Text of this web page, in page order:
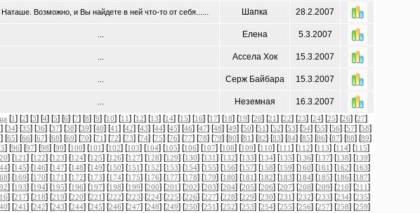
Возможно, и Вы найдете в ней что-то от себя...... Шапка 28.2.2007
Елена 5.3.2007
Ассела Хок 15.3.2007
Серж Байбара 15.3.2007
Неземная 16.3.2007
[1] [2] [3] [4] [5] [6] [7] [8] [9] [10] [11] [12] [13] [14] [15] [16] [17] [18] [19] [20] [21] [22] [23] [24] [25] [26] [27]
] [34] [35] [36] [37] [38] [39] [40] [41] [42] [43] [44] [45] [46] [47] [48] [49] [50] [51] [52] [53] [54] [55] [56] [57] [58]
] [65] [66] [67] [68] [69] [70] [71] [72] [73] [74] [75] [76] [77] [78] [79] [80] [81] [82] [83] [84] [85] [86] [87] [88] [89]
] [96] [97] [98] [99] [100] [101] [102] [103] [104] [105] [106] [107] [108] [109] [110] [111] [112] [113] [114] [115]
] [121] [122] [123] [124] [125] [126] [127] [128] [129] [130] [131] [132] [133] [134] [135] [136] [137] [138] [139]
] [145] [146] [147] [148] [149] [150] [151] [152] [153] [154] [155] [156] [157] [158] [159] [160] [161] [162] [163]
] [169] [170] [171] [172] [173] [174] [175] [176] [177] [178] [179] [180] [181] [182] [183] [184] [185] [186] [187]
] [193] [194] [195] [196] [197] [198] [199] [200] [201] [202] [203] [204] [205] [206] [207] [208] [209] [210] [211]
] [217] [218] [219] [220] [221] [222] [223] [224] [225] [226] [227] [228] [229] [230] [231] [232] [233] [234] [235]
] [241] [242] [243] [244] [245] [246] [247] [248] [249] [250] [251] [252] [253] [254] [255] [256] [257] [258] [259]